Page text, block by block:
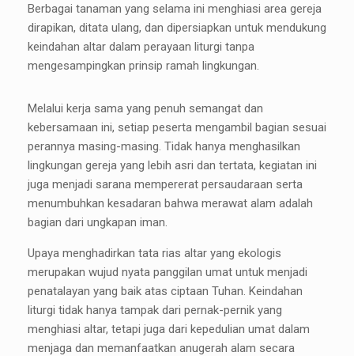
Berbagai tanaman yang selama ini menghiasi area gereja
dirapikan, ditata ulang, dan dipersiapkan untuk mendukung
keindahan altar dalam perayaan liturgi tanpa
mengesampingkan prinsip ramah lingkungan.
Melalui kerja sama yang penuh semangat dan
kebersamaan ini, setiap peserta mengambil bagian sesuai
perannya masing-masing. Tidak hanya menghasilkan
lingkungan gereja yang lebih asri dan tertata, kegiatan ini
juga menjadi sarana mempererat persaudaraan serta
menumbuhkan kesadaran bahwa merawat alam adalah
bagian dari ungkapan iman.
Upaya menghadirkan tata rias altar yang ekologis
merupakan wujud nyata panggilan umat untuk menjadi
penatalayan yang baik atas ciptaan Tuhan. Keindahan
liturgi tidak hanya tampak dari pernak-pernik yang
menghiasi altar, tetapi juga dari kepedulian umat dalam
menjaga dan memanfaatkan anugerah alam secara